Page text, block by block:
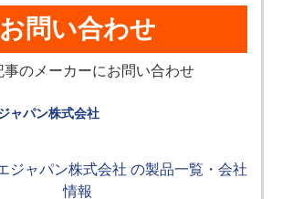
お問い合わせ
事のメーカーにお問い合わせ
ャパン株式会社
ジャパン株式会社 の製品一覧・会社
情報